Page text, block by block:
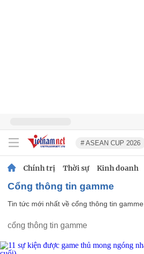
# ASEAN CUP 2026
Chính trị Thời sự Kinh doanh
cổng thông tin gamme
Tin tức mới nhất về cổng thông tin gamme
cổng thông tin gamme